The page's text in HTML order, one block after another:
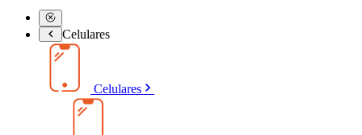
Celulares
Celulares